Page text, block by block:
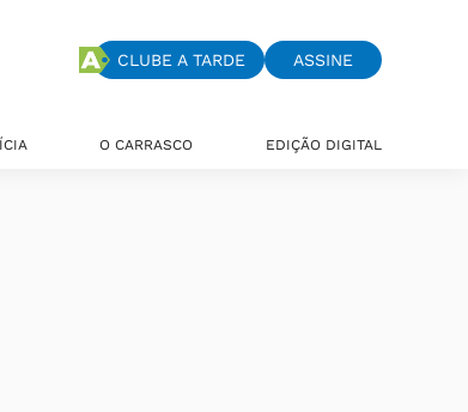
CLUBE A TARDE ASSINE
O CARRASCO EDIÇÃO DIGITAL